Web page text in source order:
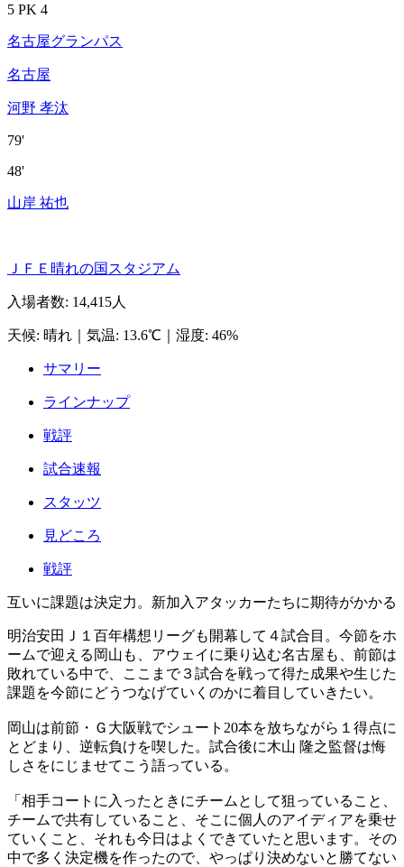
5 PK 4
名古屋グランパス
名古屋
河野 孝汰
79'
48'
山岸 祐也
ＪＦＥ晴れの国スタジアム
入場者数: 14,415人
天候: 晴れ 気温: 13.6℃ 湿度: 46%
サマリー
ラインナップ
戦評
試合速報
スタッツ
見どころ
戦評
互いに課題は決定力。新加入アタッカーたちに期待がかかる
明治安田Ｊ１百年構想リーグも開幕して４試合目。今節をホ
ームで迎える岡山も、アウェイに乗り込む名古屋も、前節は
敗れている中で、ここまで３試合を戦って得た成果や生じた
課題を今節にどうつなげていくのかに着目していきたい。
岡山は前節・Ｇ大阪戦でシュート20本を放ちながら１得点に
とどまり、逆転負けを喫した。試合後に木山 隆之監督は悔
しさをにじませてこう語っている。
「相手コートに入ったときにチームとして狙っていること、
チームで共有していること、そこに個人のアイディアを乗せ
ていくこと、それも今日はよくできていたと思います。その
中で多く決定機を作ったので、やっぱり決めないと勝てない